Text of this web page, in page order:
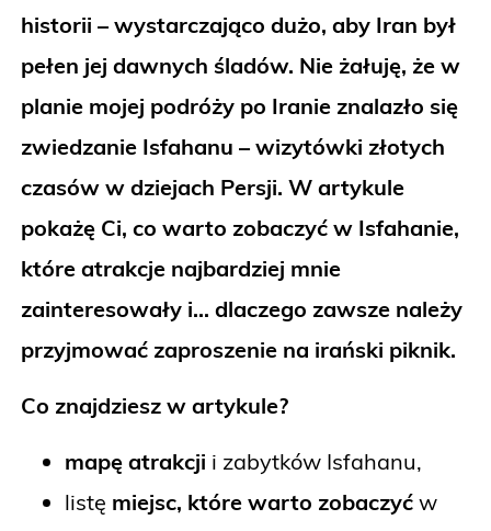
historii – wystarczająco dużo, aby Iran był
pełen jej dawnych śladów. Nie żałuję, że w
planie mojej podróży po Iranie znalazło się
zwiedzanie Isfahanu – wizytówki złotych
czasów w dziejach Persji. W artykule
pokażę Ci, co warto zobaczyć w Isfahanie,
które atrakcje najbardziej mnie
zainteresowały i… dlaczego zawsze należy
przyjmować zaproszenie na irański piknik.
Co znajdziesz w artykule?
mapę atrakcji i zabytków Isfahanu,
listę miejsc, które warto zobaczyć w